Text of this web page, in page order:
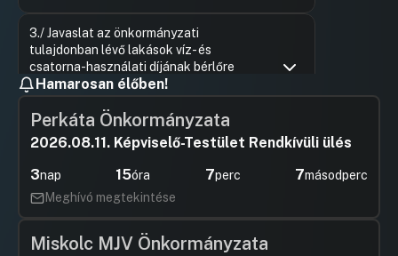
3./ Javaslat az önkormányzati
tulajdonban lévő lakások víz- és
csatorna-használati díjának bérlőre
történő áthárításáról szóló
önkormányzati rendelet megalkotására
HozzászólásokUgrás a napirendi pontra
4./ Javaslat a Budapest Főváros XIV.
tulajdonában álló helyiségek bérletének
szabályozásáról szóló 44/2015. (X 21.)
sz. önkormányzati rendelet módosítására
HozzászólásokUgrás a napirendi pontra
5./ Javaslat a településképi eljárásokról
Hamarosan élőben!
Perkáta Önkormányzata
2026.08.11. Képviselő-Testület Rendkívüli ülés
3nap 15óra 7perc 7másodperc
Meghívó megtekintése
Miskolc MJV Önkormányzata